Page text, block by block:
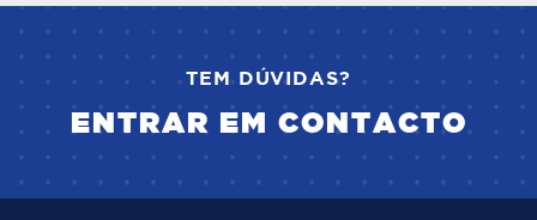
TEM DÚVIDAS?
ENTRAR EM CONTACTO